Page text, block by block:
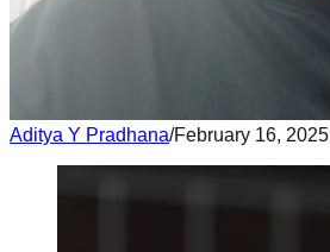
Aditya Y Pradhana/February 16, 2025